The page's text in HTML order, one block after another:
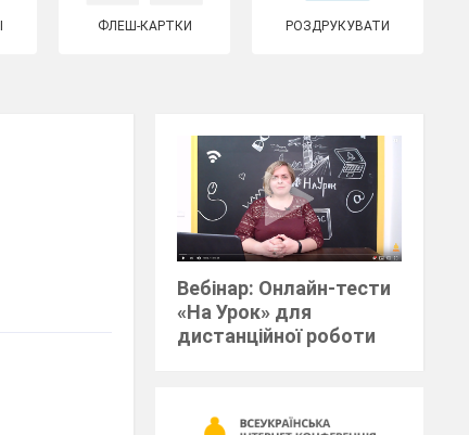
ФЛЕШ-КАРТКИ РОЗДРУКУВАТИ
Вебінар: Онлайн-тести
«На Урок» для
дистанційної роботи